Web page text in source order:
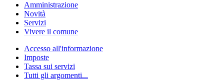
Amministrazione
Novità
Servizi
Vivere il comune
Accesso all'informazione
Imposte
Tassa sui servizi
Tutti gli argomenti...